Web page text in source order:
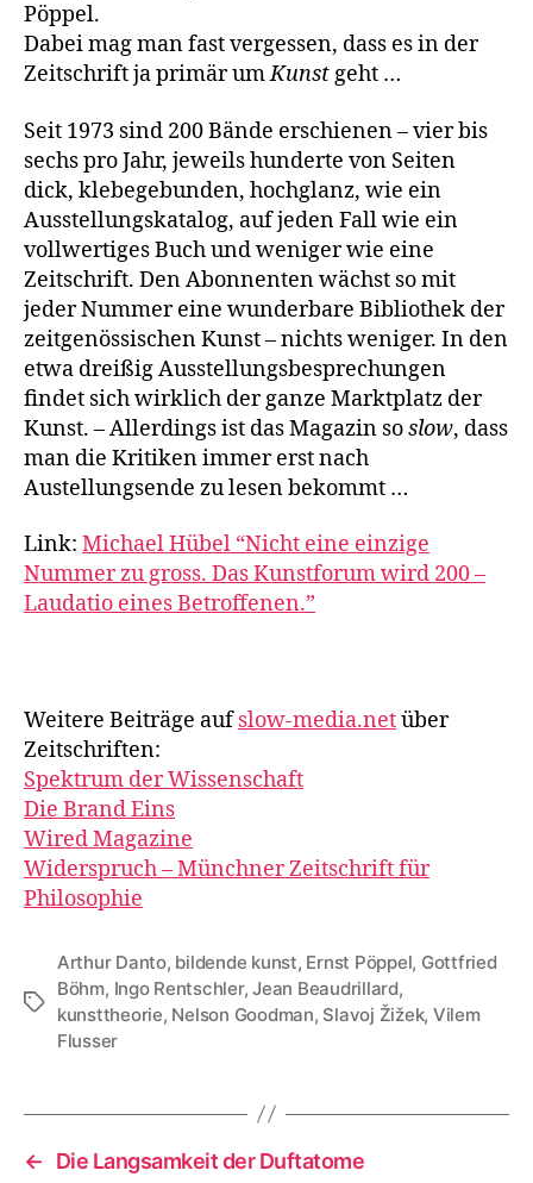
Pöppel.
Dabei mag man fast vergessen, dass es in der
Zeitschrift ja primär umKunstgeht …
Seit 1973 sind 200 Bände erschienen – vier bis
sechs pro Jahr, jeweils hunderte von Seiten
dick, klebegebunden, hochglanz, wie ein
Ausstellungskatalog, auf jeden Fall wie ein
vollwertiges Buch und weniger wie eine
Zeitschrift. Den Abonnenten wächst so mit
jeder Nummer eine wunderbare Bibliothek der
zeitgenössischen Kunst – nichts weniger. In den
etwa dreißig Ausstellungsbesprechungen
findet sich wirklich der ganze Marktplatz der
Kunst. – Allerdings ist das Magazin soslow, dass
man die Kritiken immer erst nach
Austellungsende zu lesen bekommt …
Link: Michael Hübel “Nicht eine einzige
Nummer zu gross. Das Kunstforum wird 200 –
Laudatio eines Betroffenen.”
Weitere Beiträge aufslow-media.netüber
Zeitschriften:
Spektrum der Wissenschaft
Die Brand Eins
Wired Magazine
Widerspruch – Münchner Zeitschrift für
Philosophie
Tags
Arthur Danto, bildende kunst, Ernst Pöppel, Gottfried
Böhm, Ingo Rentschler,Jean Beaudrillard,
kunsttheorie, Nelson Goodman, Slavoj Žižek, Vilem
Flusser
←
Die Langsamkeit der Duftatome